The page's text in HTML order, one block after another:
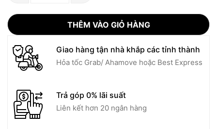
THÊM VÀO GIỎ HÀNG
Giao hàng tận nhà khắp các tỉnh thành
Hỏa tốc Grab/ Ahamove hoặc Best Express
Trả góp 0% lãi suất
Liên kết hơn 20 ngân hàng